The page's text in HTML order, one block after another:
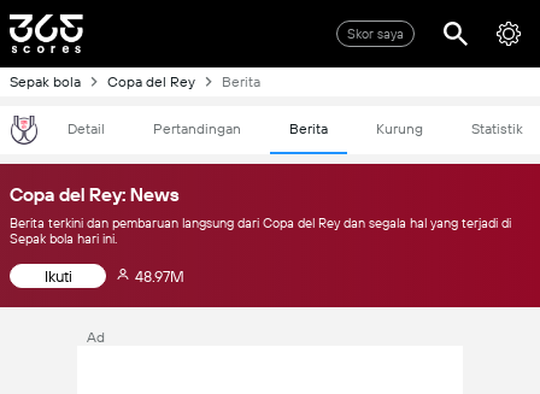
Skor saya
Sepak bola Copa del Rey Berita
Detail Pertandingan Berita Kurung Statistik
Copa del Rey: News
Berita terkini dan pembaruan langsung dari Copa del Rey dan segala hal yang terjadi di
Sepak bola hari ini.
Ikuti 48.97M
Ad